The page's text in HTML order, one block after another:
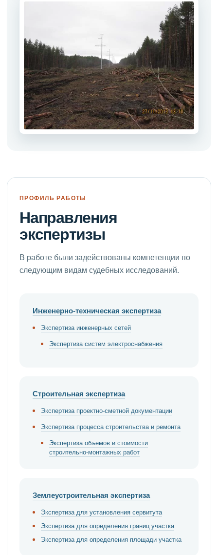
ПРОФИЛЬ РАБОТЫ
Направления
экспертизы
В работе были задействованы компетенции по
следующим видам судебных исследований.
Инженерно-техническая экспертиза
Экспертиза инженерных сетей
Экспертиза систем электроснабжения
Строительная экспертиза
Экспертиза проектно-сметной документации
Экспертиза процесса строительства и ремонта
Экспертиза объемов и стоимости
строительно-монтажных работ
Землеустроительная экспертиза
Экспертиза для установления сервитута
Экспертиза для определения границ участка
Экспертиза для определения площади участка